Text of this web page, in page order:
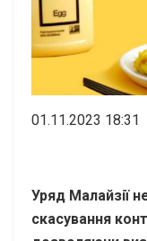
01.11.2023 18:31
Уряд Малайзії
скасування